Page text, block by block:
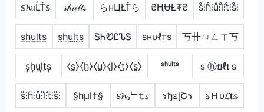
𝕤𝓱𝔲ĹŤ𝕤 𝓈𝒽𝓊𝓁𝓉𝓈 らнЦŁŤら ₴ⱧɄⱠ₮₴ s̊⫶h̊⫶ů⫶l̊⫶t̊⫶s̊⫶
s̲h̲u̲l̲t̲s̲ s̼h̼u̼l̼t̼s̼ ᏕᏂᏬᏝᏖᏕ ѕнυℓтѕ 丂卄ㄩㄥㄒ丂
s͎h͎u͎l͎t͎s͎ ⧼s̼⧽⧼h̼⧽⧼u̼⧽⧼l̼⧽⧼t̼⧽⧼s̼⧽ ˢʰᵘˡᵗˢ ｓⓗยℓ𝐭ｓ
s̊⫶h̊⫶ů⫶l̊⫶t̊⫶s̊⫶ §hµl†§ 𝘴𝓱ᵤᄂ𝚝𝘴 รђยɭՇร 𝕤Ｈυ𝓛𝐭𝕤